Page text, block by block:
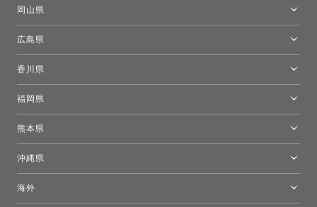
岡山県
広島県
香川県
福岡県
熊本県
沖縄県
海外